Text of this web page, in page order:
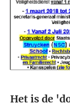
Het is de